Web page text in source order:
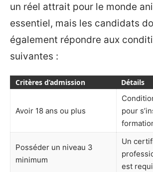
un réel attrait pour le monde
essentiel, mais les candidats
également répondre aux
suivantes :
Critères d’admission Détails
Avoir 18 ans ou plus
pour
Posséder un niveau 3
minimum
Un
est